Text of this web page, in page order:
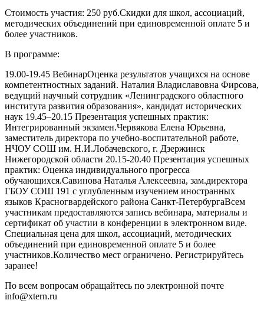
Стоимость участия: 250 руб.Скидки для школ, ассоциаций,
методических объединений при единовременной оплате 5 и
более участников.
В программе:
19.00-19.45 ВебинарОценка результатов учащихся на основе
компетентностных заданий. Наталия Владиславовна Фирсова,
ведущий научный сотрудник «Ленинградского областного
института развития образования», кандидат исторических
наук 19.45–20.15 Презентация успешных практик:
Интегрированный экзамен.Червякова Елена Юрьевна,
заместитель директора по учебно-воспитательной работе,
НЧОУ СОШ им. Н.И.Лобачевского, г. Дзержинск
Нижегородской области 20.15-20.40 Презентация успешных
практик: Оценка индивидуального прогресса
обучающихся.Савинова Наталья Алексеевна, зам.директора
ГБОУ СОШ 191 с углубленным изучением иностранных
языков Красногвардейского района Санкт-ПетербургаВсем
участникам предоставляются запись вебинара, материалы и
сертификат об участии в конференции в электронном виде.
Специальная цена для школ, ассоциаций, методических
объединений при единовременной оплате 5 и более
участников.Количество мест ограничено. Регистрируйтесь
заранее!
По всем вопросам обращайтесь по электронной почте
info@xtern.ru